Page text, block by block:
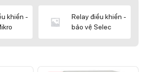
khiển -
Relay điều khiển -
bảo vệ Selec